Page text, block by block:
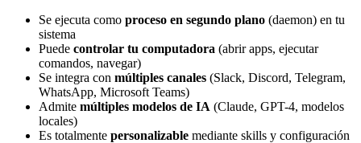
Se ejecuta como proceso en segundo plano (daemon) en tu
sistema
Puede controlar tu computadora (abrir apps, ejecutar
comandos, navegar)
Se integra con múltiples canales (Slack, Discord, Telegram,
WhatsApp, Microsoft Teams)
Admite múltiples modelos de IA (Claude, GPT-4, modelos
locales)
Es totalmente personalizable mediante skills y configuración